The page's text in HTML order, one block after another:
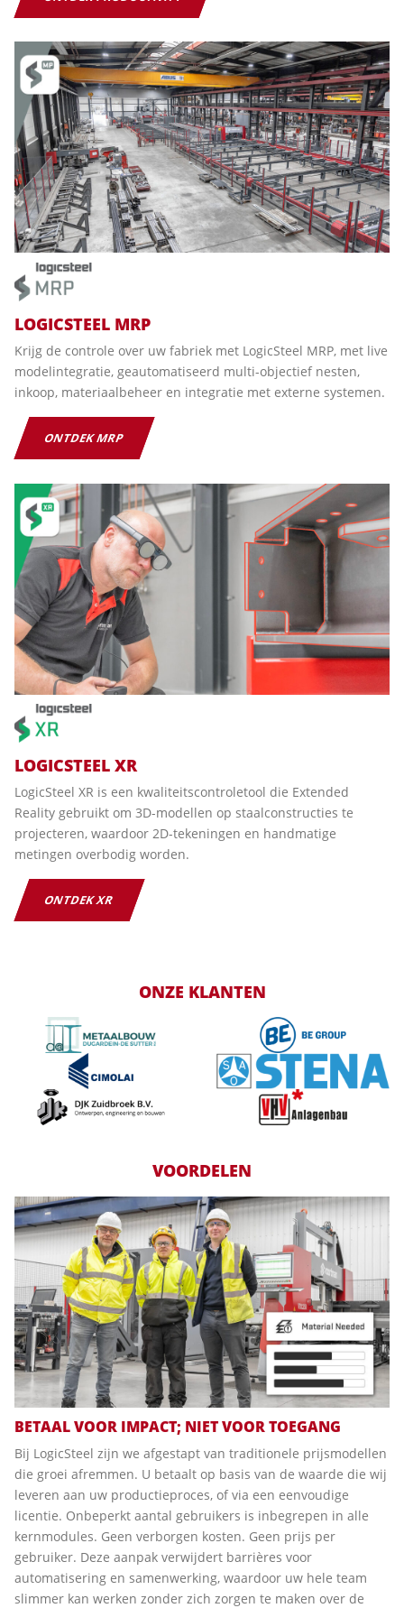
LOGICSTEEL MRP
Krijg de controle over uw fabriek met LogicSteel MRP, met live
modelintegratie, geautomatiseerd multi-objectief nesten,
inkoop, materiaalbeheer en integratie met externe systemen.
ONTDEK MRP
LOGICSTEEL XR
LogicSteel XR is een kwaliteitscontroletool die Extended
Reality gebruikt om 3D-modellen op staalconstructies te
projecteren, waardoor 2D-tekeningen en handmatige
metingen overbodig worden.
ONTDEK XR
ONZE KLANTEN
VOORDELEN
BETAAL VOOR IMPACT; NIET VOOR TOEGANG
Bij LogicSteel zijn we afgestapt van traditionele prijsmodellen
die groei afremmen. U betaalt op basis van de waarde die wij
leveren aan uw productieproces, of via een eenvoudige
licentie. Onbeperkt aantal gebruikers is inbegrepen in alle
kernmodules. Geen verborgen kosten. Geen prijs per
gebruiker. Deze aanpak verwijdert barrières voor
automatisering en samenwerking, waardoor uw hele team
slimmer kan werken zonder zich zorgen te maken over de